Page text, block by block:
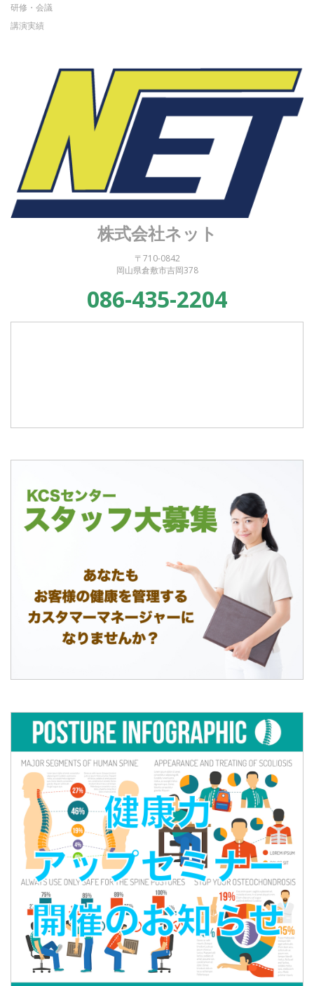
研修・会議
講演実績
株式会社ネット
〒710-0842
岡山県倉敷市吉岡378
086-435-2204